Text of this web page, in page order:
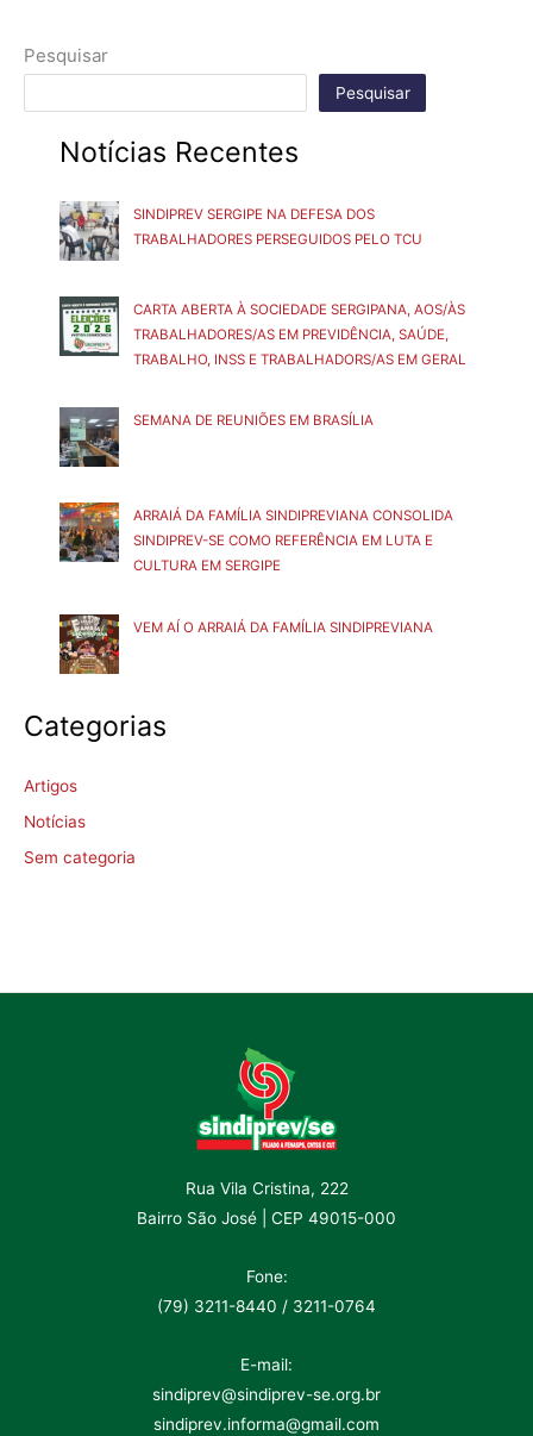
Pesquisar
Pesquisar
Notícias Recentes
SINDIPREV SERGIPE NA DEFESA DOS
TRABALHADORES PERSEGUIDOS PELO TCU
CARTA ABERTA À SOCIEDADE SERGIPANA, AOS/ÀS
TRABALHADORES/AS EM PREVIDÊNCIA, SAÚDE,
TRABALHO, INSS E TRABALHADORS/AS EM GERAL
SEMANA DE REUNIÕES EM BRASÍLIA
ARRAIÁ DA FAMÍLIA SINDIPREVIANA CONSOLIDA
SINDIPREV-SE COMO REFERÊNCIA EM LUTA E
CULTURA EM SERGIPE
VEM AÍ O ARRAIÁ DA FAMÍLIA SINDIPREVIANA
Categorias
Artigos
Notícias
Sem categoria
Rua Vila Cristina, 222
Bairro São José | CEP 49015-000
Fone:
(79) 3211-8440 / 3211-0764
E-mail:
sindiprev@sindiprev-se.org.br
sindiprev.informa@gmail.com